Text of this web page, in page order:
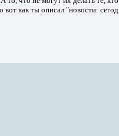
как ты описал "новости: